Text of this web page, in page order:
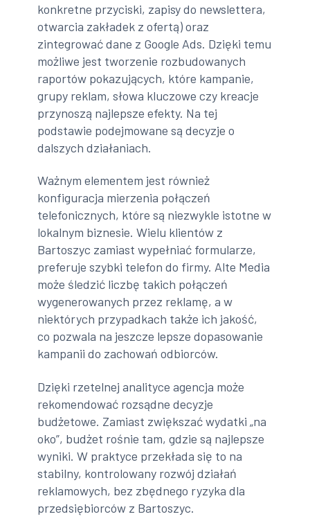
konkretne przyciski, zapisy do newslettera,
otwarcia zakładek z ofertą) oraz
zintegrować dane z Google Ads. Dzięki temu
możliwe jest tworzenie rozbudowanych
raportów pokazujących, które kampanie,
grupy reklam, słowa kluczowe czy kreacje
przynoszą najlepsze efekty. Na tej
podstawie podejmowane są decyzje o
dalszych działaniach.
Ważnym elementem jest również
konfiguracja mierzenia połączeń
telefonicznych, które są niezwykle istotne w
lokalnym biznesie. Wielu klientów z
Bartoszyc zamiast wypełniać formularze,
preferuje szybki telefon do firmy. Alte Media
może śledzić liczbę takich połączeń
wygenerowanych przez reklamę, a w
niektórych przypadkach także ich jakość,
co pozwala na jeszcze lepsze dopasowanie
kampanii do zachowań odbiorców.
Dzięki rzetelnej analityce agencja może
rekomendować rozsądne decyzje
budżetowe. Zamiast zwiększać wydatki „na
oko”, budżet rośnie tam, gdzie są najlepsze
wyniki. W praktyce przekłada się to na
stabilny, kontrolowany rozwój działań
reklamowych, bez zbędnego ryzyka dla
przedsiębiorców z Bartoszyc.